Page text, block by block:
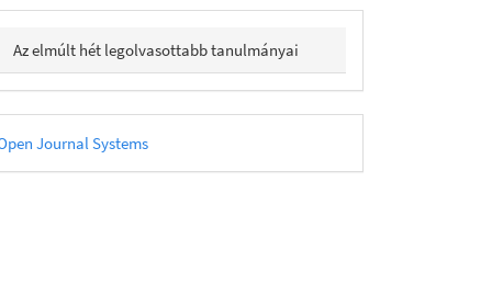
Az elmúlt hét legolvasottabb tanulmányai
Journal Systems